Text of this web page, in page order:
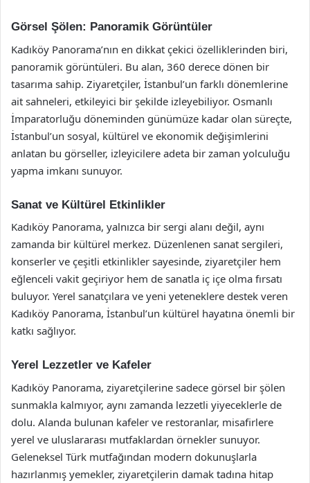
Görsel Şölen: Panoramik Görüntüler
Kadıköy Panorama’nın en dikkat çekici özelliklerinden biri,
panoramik görüntüleri. Bu alan, 360 derece dönen bir
tasarıma sahip. Ziyaretçiler, İstanbul’un farklı dönemlerine
ait sahneleri, etkileyici bir şekilde izleyebiliyor. Osmanlı
İmparatorluğu döneminden günümüze kadar olan süreçte,
İstanbul’un sosyal, kültürel ve ekonomik değişimlerini
anlatan bu görseller, izleyicilere adeta bir zaman yolculuğu
yapma imkanı sunuyor.
Sanat ve Kültürel Etkinlikler
Kadıköy Panorama, yalnızca bir sergi alanı değil, aynı
zamanda bir kültürel merkez. Düzenlenen sanat sergileri,
konserler ve çeşitli etkinlikler sayesinde, ziyaretçiler hem
eğlenceli vakit geçiriyor hem de sanatla iç içe olma fırsatı
buluyor. Yerel sanatçılara ve yeni yeteneklere destek veren
Kadıköy Panorama, İstanbul’un kültürel hayatına önemli bir
katkı sağlıyor.
Yerel Lezzetler ve Kafeler
Kadıköy Panorama, ziyaretçilerine sadece görsel bir şölen
sunmakla kalmıyor, aynı zamanda lezzetli yiyeceklerle de
dolu. Alanda bulunan kafeler ve restoranlar, misafirlere
yerel ve uluslararası mutfaklardan örnekler sunuyor.
Geleneksel Türk mutfağından modern dokunuşlarla
hazırlanmış yemekler, ziyaretçilerin damak tadına hitap